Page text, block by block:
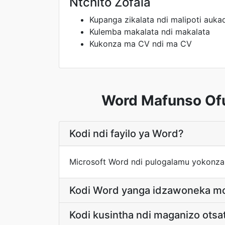
Kupanga zikalata ndi malipoti
Kulemba makalata ndi makalata
Kukonza ma CV ndi ma CV
Word Mafunso
Kodi ndi fayilo ya Word?
Microsoft Word ndi pulogalamu
Kodi Word yanga idzawoneka
Kodi kusintha ndi maganizo